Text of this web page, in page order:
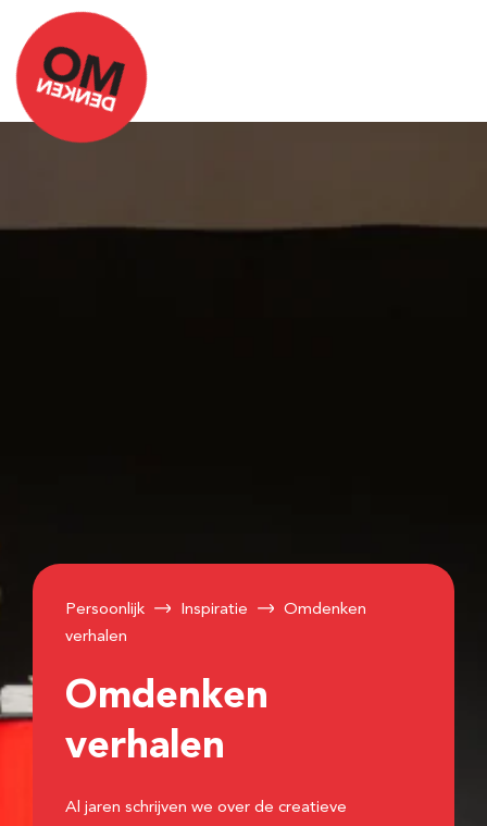
Persoonlijk Inspiratie
Omdenken
verhalen
Omdenken
verhalen
Al jaren schrijven we over de creatieve